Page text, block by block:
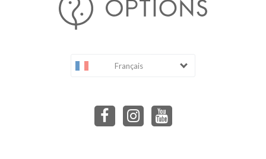
Français